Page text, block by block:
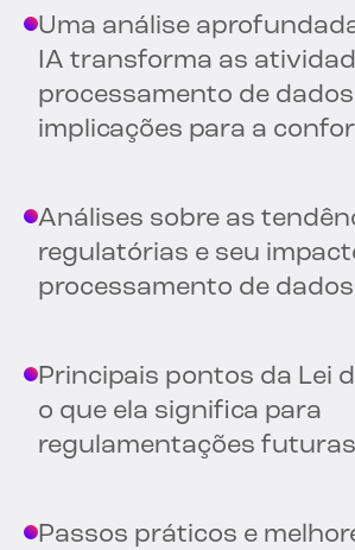
Uma análise
IA transforma as
processamento de
implicações para a
Análises sobre as
regulatórias e seu
processamento de
Principais pontos da Lei
o que ela significa para
regulamentações
Passos práticos e